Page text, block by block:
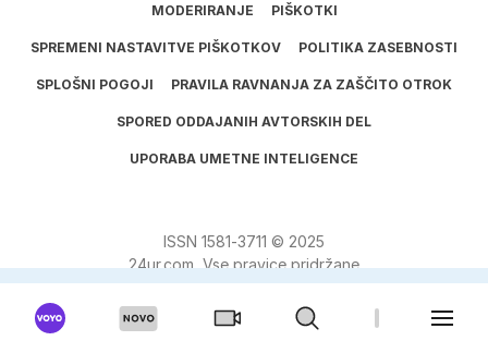
MODERIRANJE PIŠKOTKI
SPREMENI NASTAVITVE PIŠKOTKOV POLITIKA ZASEBNOSTI
SPLOŠNI POGOJI PRAVILA RAVNANJA ZA ZAŠČITO OTROK
SPORED ODDAJANIH AVTORSKIH DEL
UPORABA UMETNE INTELIGENCE
ISSN 1581‑3711 © 2025
24ur.com, Vse pravice pridržane